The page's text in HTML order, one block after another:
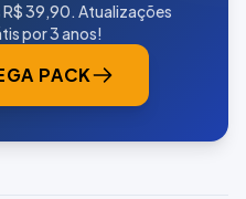
39,90. Atualizações
por 3 anos!
PACK